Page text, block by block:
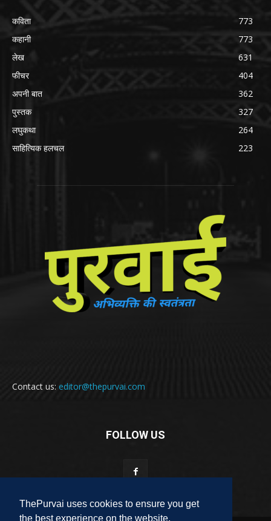
ThePurvai uses cookies to ensure you get
the best experience on the website.
कविता
773
कहानी
773
लेख
631
फीचर
404
अपनी बात
362
पुस्तक
327
लघुकथा
264
साहित्यिक हलचल
223
Contact us: editor@thepurvai.com
FOLLOW US